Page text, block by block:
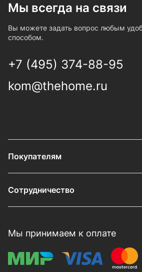
Мы всегда на связи
Вы можете задать вопрос любым
способом.
+7 (495) 374-88-95
kom@thehome.ru
Покупателям
Сотрудничество
Мы принимаем к оплате